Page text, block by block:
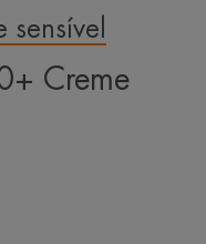
sensível
Creme